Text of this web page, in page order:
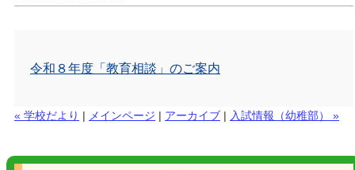
令和８年度「教育相談」のご案内
« 学校だより | メインページ | アーカイブ | 入試情報（幼稚部） »